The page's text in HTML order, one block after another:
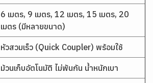
6 เมตร, 9 เมตร, 12 เมตร, 15 เมตร, 20
เมตร (มีหลายขนาด)
หัวสวมเร็ว (Quick Coupler) พร้อมใช้
ม้วนเก็บอัตโนมัติ ไม่พันกัน น้ำหนักเบา